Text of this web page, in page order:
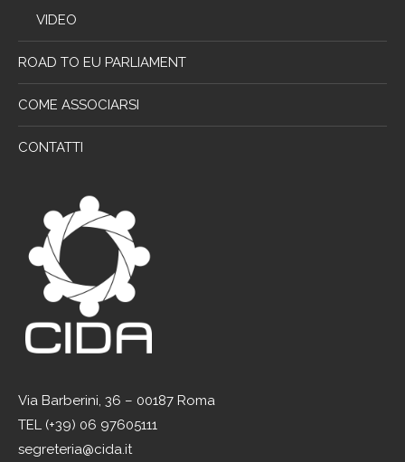
VIDEO
ROAD TO EU PARLIAMENT
COME ASSOCIARSI
CONTATTI
Via Barberini, 36 – 00187 Roma
TEL (+39) 06 97605111
segreteria@cida.it